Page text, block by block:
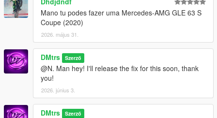
Mano tu podes fazer uma Mercedes-AMG GLE 63 S
Coupe (2020)
2026. május 31.
DMtrs Szerző
@N. Man hey! I'll release the fix for this soon, thank
you!
2026. június 3.
DMtrs Szerző